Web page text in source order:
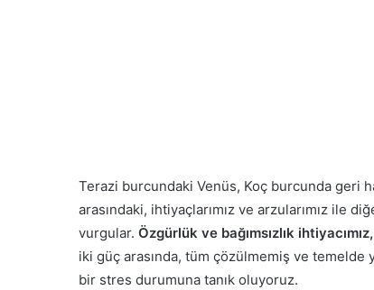
Terazi burcundaki Venüs, Koç burcunda geri
arasındaki, ihtiyaçlarımız ve arzularımız ile
vurgular. Özgürlük ve bağımsızlık
iki güç arasında, tüm çözülmemiş ve temelde
bir stres durumuna tanık oluyoruz.